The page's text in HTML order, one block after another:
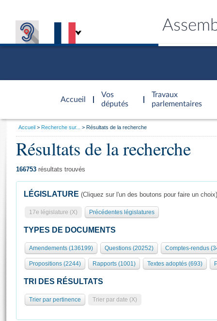
Accueil
d'accueil
Vos
députés
Travaux
parlementaires
Présidence
577 députés
Groupes politiques
Séance publique
Commissions et autres organes
Europe et International
Pétitions
Général
Rôle et pouvoirs de l'Assemblée
Organisation de l'Assemblée
Présidence Conférence des Présidents Bureau Collège des
Statistiques et chiffres clés
Visiter l'Assemblée
Visite virtuelle du palais Bourbon
Assister à une séance
Vous
Accueil Recherche sur... Résultats de la recherche
Résultats de la recherche
166753 résultats trouvés
LÉGISLATURE (Cliquez sur l'un des boutons pour faire un choix)
17e législature (X) Précédentes législatures
TYPES DE DOCUMENTS
Amendements (136199) Questions (20252) Comptes-rendus
Propositions (2244) Rapports (1001) Textes adoptés (693)
TRI DES RÉSULTATS
Trier par pertinence Trier par date (X)